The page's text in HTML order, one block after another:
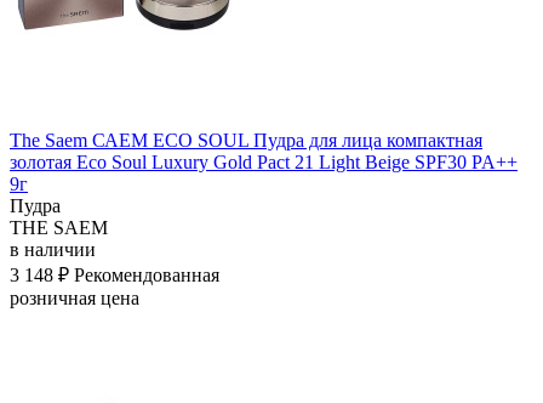
The Saem САЕМ ECO SOUL Пудра для лица компактная
золотая Eco Soul Luxury Gold Pact 21 Light Beige SPF30 PA++
9г
Пудра
THE SAEM
в наличии
3 148 ₽ Рекомендованная
розничная цена